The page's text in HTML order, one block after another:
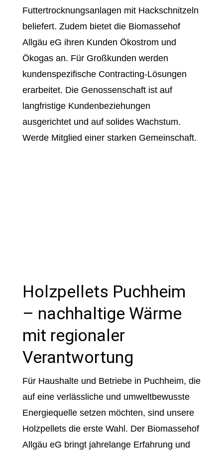
Futtertrocknungsanlagen mit Hackschnitzeln
beliefert. Zudem bietet die Biomassehof
Allgäu eG ihren Kunden Ökostrom und
Ökogas an. Für Großkunden werden
kundenspezifische Contracting-Lösungen
erarbeitet. Die Genossenschaft ist auf
langfristige Kundenbeziehungen
ausgerichtet und auf solides Wachstum.
Werde Mitglied einer starken Gemeinschaft.
Holzpellets Puchheim
– nachhaltige Wärme
mit regionaler
Verantwortung
Für Haushalte und Betriebe in Puchheim, die
auf eine verlässliche und umweltbewusste
Energiequelle setzen möchten, sind unsere
Holzpellets die erste Wahl. Der Biomassehof
Allgäu eG bringt jahrelange Erfahrung und